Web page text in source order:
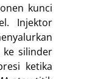
kunci
Injektor
silinder
ketika